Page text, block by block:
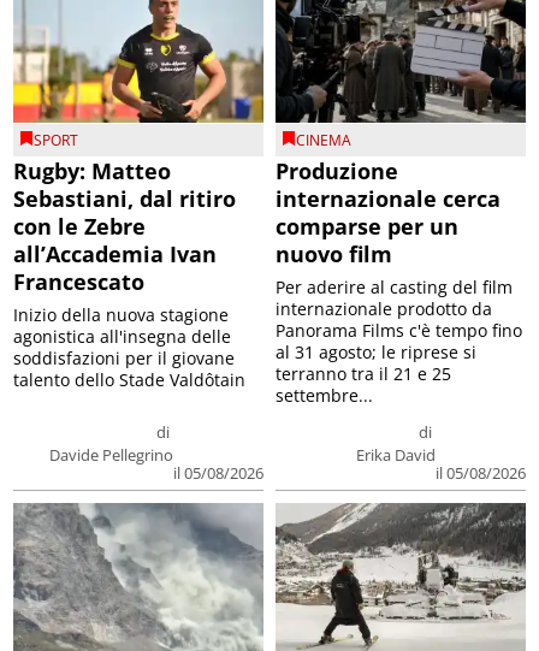
SPORT
Rugby: Matteo
Sebastiani, dal ritiro
con le Zebre
all’Accademia Ivan
Francescato
di
Davide Pellegrino
il 05/08/2026
Inizio della nuova stagione
agonistica all'insegna delle
soddisfazioni per il giovane
talento dello Stade Valdôtain
CINEMA
Produzione
internazionale cerca
comparse per un
nuovo film
di
Erika David
il 05/08/2026
Per aderire al casting del film
internazionale prodotto da
Panorama Films c'è tempo fino
al 31 agosto; le riprese si
terranno tra il 21 e 25
settembre...